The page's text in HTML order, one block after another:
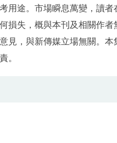
用途。市場瞬息萬變，讀者
損失，概與本刊及相關作者
見，與新傳媒立場無關。本
。